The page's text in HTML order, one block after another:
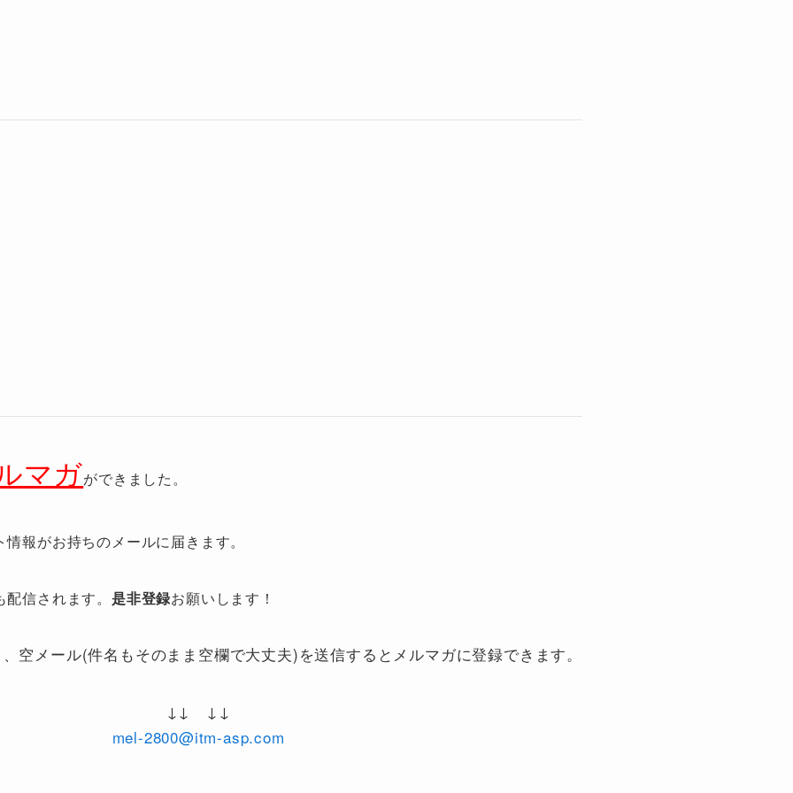
マガができました。
報がお持ちのメールに届きます。
信されます。 是非登録お願いします！
空メール(件名もそのまま空欄で大丈夫)を送信するとメルマガに登録できます。
↓↓ ↓↓
mel-2800@itm-asp.com